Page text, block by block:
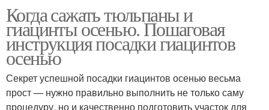
Когда сажать тюльпаны и
гиацинты осенью. Пошаговая
инструкция посадки гиацинтов
осенью
Секрет успешной посадки гиацинтов осенью весьма
прост — нужно правильно выполнить не только саму
процедуру, но и качественно подготовить участок для